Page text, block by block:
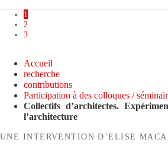
1
2
3
Accueil
recherche
contributions
Participation à des colloques /
Collectifs d’architectes.
l’architecture
UNE INTERVENTION D’ELISE